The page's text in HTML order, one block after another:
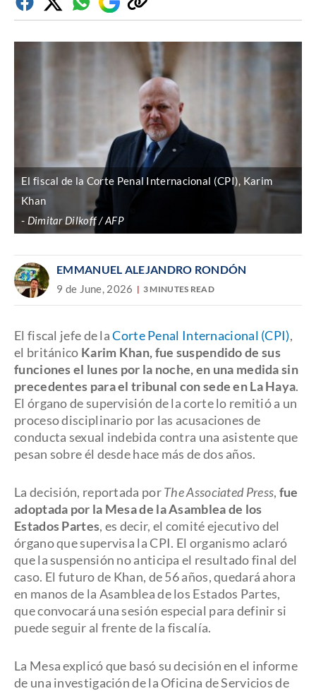
FacebookTwitterWhatsapp
Google
Discover
Copiar
enlace
El fiscal de la Corte Penal Internacional (CPI), Karim
Khan
Dimitar Dilkoff / AFP
EMMANUEL ALEJANDRO RONDÓN
9 de June, 2026 3 MINUTES READ
El fiscal jefe de laCorte Penal Internacional (CPI),
el británico Karim Khan, fue suspendido de sus
funciones el lunes por la noche, en una medida sin
precedentes para el tribunal con sede en La Haya.
El órgano de supervisión de la corte lo remitió a un
proceso disciplinario por las acusaciones de
conducta sexual indebida contra una asistente que
pesan sobre él desde hace más de dos años.
La decisión, reportada porThe Associated Press, fue
adoptada por la Mesa de la Asamblea de los
Estados Partes, es decir, el comité ejecutivo del
órgano que supervisa la CPI. El organismo aclaró
que la suspensión no anticipa el resultado final del
caso. El futuro de Khan, de 56 años, quedará ahora
en manos de la Asamblea de los Estados Partes,
que convocará una sesión especial para definir si
puede seguir al frente de la fiscalía.
La Mesa explicó que basó su decisión en el informe
de una investigación de la Oficina de Servicios de